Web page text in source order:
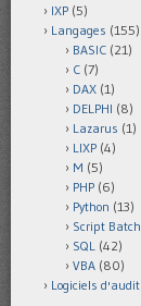
IXP (5)
Langages (155)
BASIC (21)
C (7)
DAX (1)
DELPHI (8)
Lazarus (1)
LIXP (4)
M (5)
PHP (6)
Python (13)
Script Batch
SQL (42)
VBA (80)
Logiciels d'audit